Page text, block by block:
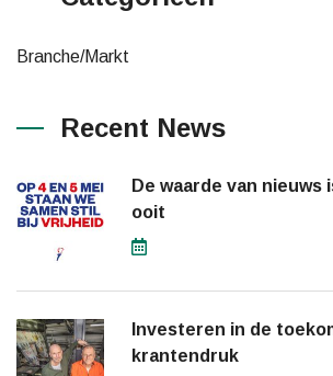
Branche/Markt
Recent News
De waarde van nieuws
ooit
Investeren in de
krantendruk